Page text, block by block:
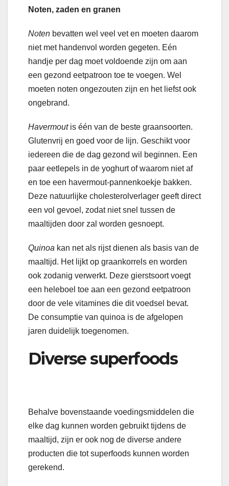
Noten, zaden en granen
Noten bevatten wel veel vet en moeten daarom
niet met handenvol worden gegeten. Eén
handje per dag moet voldoende zijn om aan
een gezond eetpatroon toe te voegen. Wel
moeten noten ongezouten zijn en het liefst ook
ongebrand.
Havermoutis één van de beste graansoorten.
Glutenvrij en goed voor de lijn. Geschikt voor
iedereen die de dag gezond wil beginnen. Een
paar eetlepels in de yoghurt of waarom niet af
en toe een havermout-pannenkoekje bakken.
Deze natuurlijke cholesterolverlager geeft direct
een vol gevoel, zodat niet snel tussen de
maaltijden door zal worden gesnoept.
Quinoa kan net als rijst dienen als basis van de
maaltijd. Het lijkt op graankorrels en worden
ook zodanig verwerkt. Deze gierstsoort voegt
een heleboel toe aan een gezond eetpatroon
door de vele vitamines die dit voedsel bevat.
De consumptie van quinoa is de afgelopen
jaren duidelijk toegenomen.
Diverse superfoods
Behalve bovenstaande voedingsmiddelen die
elke dag kunnen worden gebruikt tijdens de
maaltijd, zijn er ook nog de diverse andere
producten die tot superfoods kunnen worden
gerekend.